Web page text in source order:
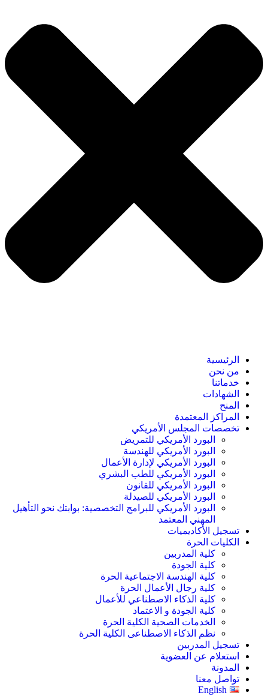
الرئيسية
من نحن
خدماتنا
الشهادات
المنح
المراكز المعتمدة
تخصصات المجلس الأمريكي
البورد الأمريكي للتمريض
البورد الأمريكي للهندسة
البورد الأمريكي لإدارة الأعمال
البورد الأمريكي للطب البشري
البورد الأمريكي للقانون
البورد الأمريكي للصيدلة
البورد الأمريكي للبرامج التخصصية: بوابتك نحو التأهيل
المهني المعتمد
تسجيل الأكاديميات
الكليات الحرة
كلية المدربين
كلية الجودة
كلية الهندسة الاجتماعية الحرة
كلية رجال الأعمال الحرة
كلية الذكاء الاصطناعي للأعمال
كلية الجودة و الاعتماد
الخدمات الصحية الكلية الحرة
نظم الذكاء الاصطناعى الكلية الحرة
تسجيل المدربين
استعلام عن العضوية
المدونة
تواصل معنا
English